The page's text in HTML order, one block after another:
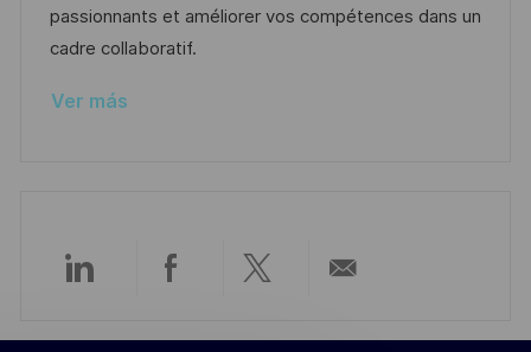
u
b
i
e
a
passionnants et améliorer vos compétences dans un
cadre collaboratif.
Ver más
CompartirCompartirCompartir